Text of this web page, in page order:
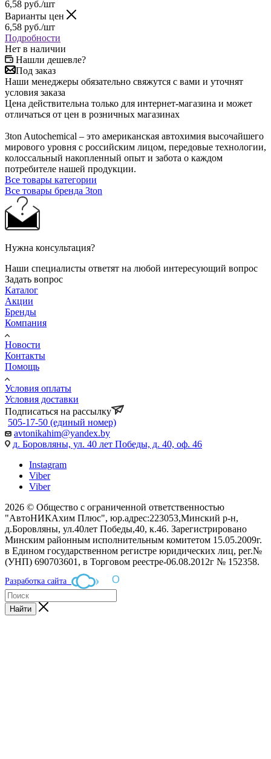
6,58 руб./шт
Варианты цен
6,58 руб./шт
Подробности
Нет в наличии
Нашли дешевле?
Под заказ
Наши менеджеры обязательно свяжутся с вами и уточнят
условия заказа
Цена действительна только для интернет-магазина и может
отличаться от цен в розничных магазинах
3ton Autochemical – это американская автохимия высочайшего
мирового уровня с российским лицом, передовые технологии,
колоссальный накопленный опыт и забота о каждом
потребителе нашей продукции.
Все товары категории
Все товары бренда 3ton
Нужна консультация?
Наши специалисты ответят на любой интересующий вопрос
Задать вопрос
Каталог
Акции
Бренды
Компания
Новости
Контакты
Помощь
Условия оплаты
Условия доставки
Подписаться на рассылку
505-17-50 (единый номер)
avtonikahim@yandex.by
д. Боровляны, ул. 40 лет Победы, д. 40, оф. 46
Instagram
Viber
Viber
2026 © Общество с ограниченной ответственностью
"АвтоНИКАхим Плюс", юр.адрес:223053,Минский р-н,
д.Боровляны, ул.40лет Победы,40, к.46. Зарегистрировано
Минским районным исполнительным комитетом 15.05.2009г.
в Едином государственном регистре юридических лиц, рег.№
(УНП) 690703601, в Торговом реестре-06.08.2012г № 152358.
Разработка сайта
Найти